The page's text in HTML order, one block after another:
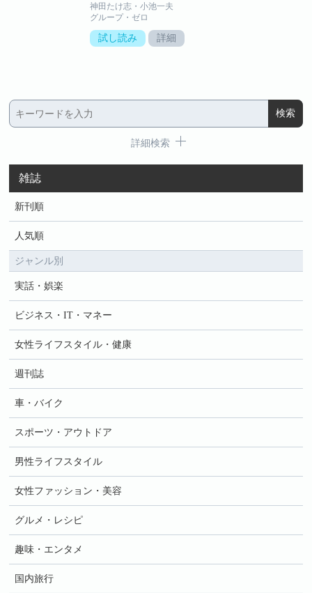
神田たけ志・小池一夫
グループ・ゼロ
試し読み 詳細
詳細検索
雑誌
新刊順
人気順
ジャンル別
実話・娯楽
ビジネス・IT・マネー
女性ライフスタイル・健康
週刊誌
車・バイク
スポーツ・アウトドア
男性ライフスタイル
女性ファッション・美容
グルメ・レシピ
趣味・エンタメ
国内旅行